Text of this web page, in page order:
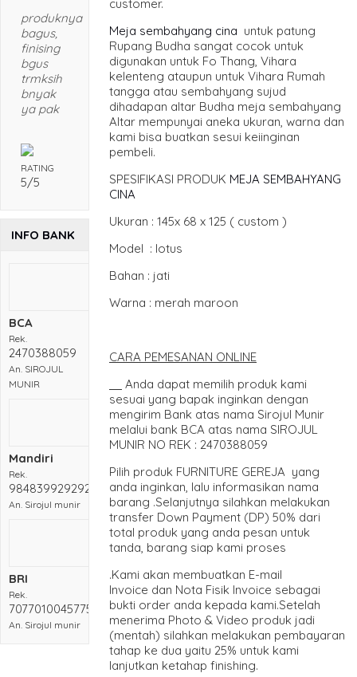
customer.
Meja sembahyang cina untuk patung
Rupang Budha sangat cocok untuk
digunakan untuk Fo Thang, Vihara
kelenteng ataupun untuk Vihara Rumah
tangga atau sembahyang sujud
dihadapan altar Budha meja sembahyang
Altar mempunyai aneka ukuran, warna dan
kami bisa buatkan sesui keiinginan
pembeli.
SPESIFIKASI PRODUK MEJA SEMBAHYANG
CINA
Ukuran : 145x 68 x 125 ( custom )
Model : lotus
Bahan : jati
Warna : merah maroon
CARA PEMESANAN ONLINE
Anda dapat memilih produk kami
sesuai yang bapak inginkan dengan
mengirim Bank atas nama Sirojul Munir
melalui bank BCA atas nama SIROJUL
MUNIR NO REK : 2470388059
Pilih produk FURNITURE GEREJA yang
anda inginkan, lalu informasikan nama
barang .Selanjutnya silahkan melakukan
transfer Down Payment (DP) 50% dari
total produk yang anda pesan untuk
tanda, barang siap kami proses
.Kami akan membuatkan E-mail
Invoice dan Nota Fisik Invoice sebagai
bukti order anda kepada kami.Setelah
menerima Photo & Video produk jadi
(mentah) silahkan melakukan pembayaran
tahap ke dua yaitu 25% untuk kami
lanjutkan ketahap finishing.
produknya
bagus,
finising
bgus
trmksih
bnyak
ya pak
RATING
5/5
INFO BANK
BCA
Rek.
2470388059
An. SIROJUL
MUNIR
Mandiri
Rek.
984839929292
An. Sirojul munir
BRI
Rek.
707701004577532
An. Sirojul munir